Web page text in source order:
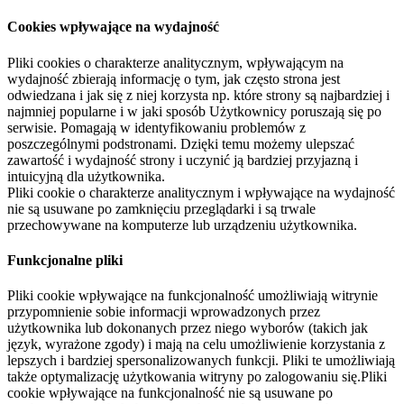
Cookies wpływające na wydajność
Pliki cookies o charakterze analitycznym, wpływającym na
wydajność zbierają informację o tym, jak często strona jest
odwiedzana i jak się z niej korzysta np. które strony są najbardziej i
najmniej popularne i w jaki sposób Użytkownicy poruszają się po
serwisie. Pomagają w identyfikowaniu problemów z
poszczególnymi podstronami. Dzięki temu możemy ulepszać
zawartość i wydajność strony i uczynić ją bardziej przyjazną i
intuicyjną dla użytkownika.
Pliki cookie o charakterze analitycznym i wpływające na wydajność
nie są usuwane po zamknięciu przeglądarki i są trwale
przechowywane na komputerze lub urządzeniu użytkownika.
Funkcjonalne pliki
Pliki cookie wpływające na funkcjonalność umożliwiają witrynie
przypomnienie sobie informacji wprowadzonych przez
użytkownika lub dokonanych przez niego wyborów (takich jak
język, wyrażone zgody) i mają na celu umożliwienie korzystania z
lepszych i bardziej spersonalizowanych funkcji. Pliki te umożliwiają
także optymalizację użytkowania witryny po zalogowaniu się.Pliki
cookie wpływające na funkcjonalność nie są usuwane po